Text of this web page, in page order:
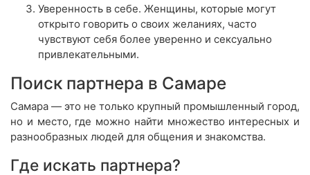
Уверенность в себе. Женщины, которые могут
открыто говорить о своих желаниях, часто
чувствуют себя более уверенно и сексуально
привлекательными.
Поиск партнера в Самаре
Самара — это не только крупный промышленный город,
но и место, где можно найти множество интересных и
разнообразных людей для общения и знакомства.
Где искать партнера?